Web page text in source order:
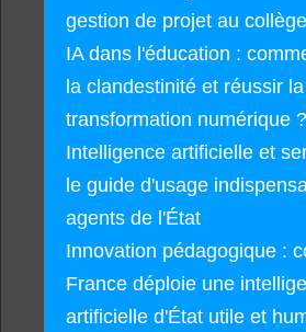
gestion de projet au collège
IA dans l'éducation :
la clandestinité et réussir la
transformation numérique ?
Intelligence artificielle et
le guide d'usage
agents de l'État
Innovation pédagogique :
France déploie une
artificielle d'État utile et